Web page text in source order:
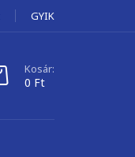
GYIK
Kosár:
0 Ft